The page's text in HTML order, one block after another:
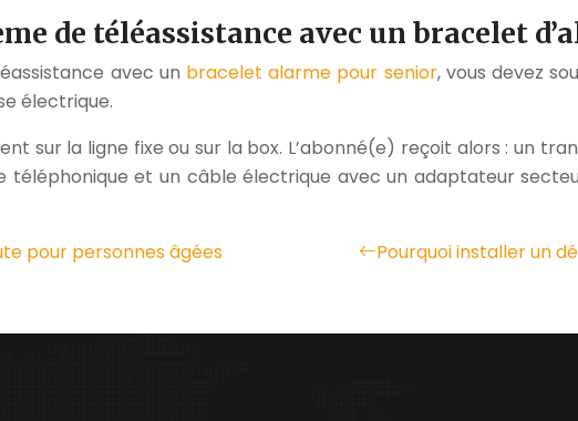
de téléassistance avec un bracelet
avec un bracelet alarme pour senior, vous devez
électrique.
sur la ligne fixe ou sur la box. L’abonné(e) reçoit alors : un
téléphonique et un câble électrique avec un adaptateur
pour personnes âgées
Pourquoi installer un